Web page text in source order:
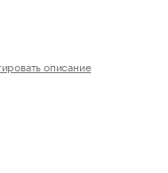
описание